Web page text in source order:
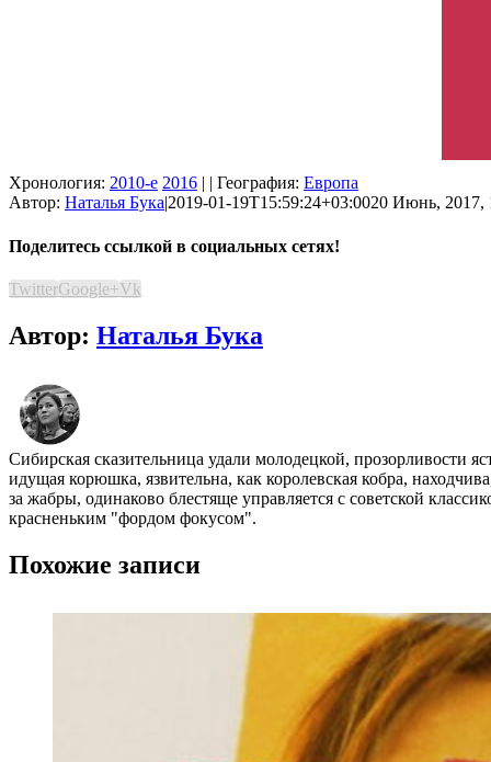
Хронология: 2010-е 2016 | | География: Европа
Автор: Наталья Бука|2019-01-19T15:59:24+03:0020 Июнь, 2017,
Поделитесь ссылкой в социальных сетях!
TwitterGoogle+Vk
Автор: Наталья Бука
Сибирская сказительница удали молодецкой, прозорливости
идущая корюшка, язвительна, как королевская кобра,
за жабры, одинаково блестяще управляется с советской
красненьким "фордом фокусом".
Похожие записи